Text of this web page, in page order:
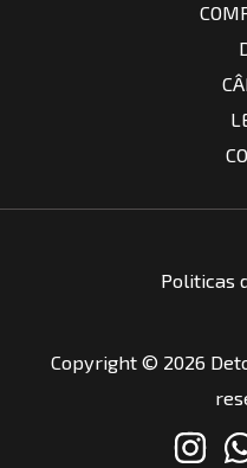
Politicas
Copyright © 2026